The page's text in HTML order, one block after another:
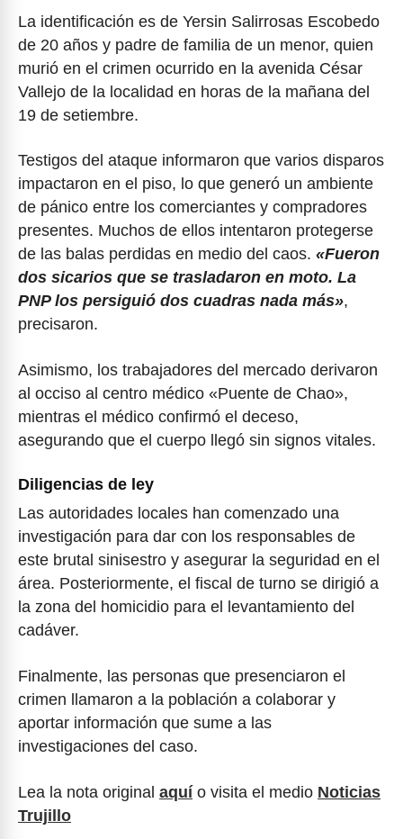
La identificación es de Yersin Salirrosas Escobedo
de 20 años y padre de familia de un menor, quien
murió en el crimen ocurrido en la avenida César
Vallejo de la localidad en horas de la mañana del
19 de setiembre.
Testigos del ataque informaron que varios disparos
impactaron en el piso, lo que generó un ambiente
de pánico entre los comerciantes y compradores
presentes. Muchos de ellos intentaron protegerse
de las balas perdidas en medio del caos. «Fueron
dos sicarios que se trasladaron en moto. La
PNP los persiguió dos cuadras nada más»,
precisaron.
Asimismo, los trabajadores del mercado derivaron
al occiso al centro médico «Puente de Chao»,
mientras el médico confirmó el deceso,
asegurando que el cuerpo llegó sin signos vitales.
Diligencias de ley
Las autoridades locales han comenzado una
investigación para dar con los responsables de
este brutal sinisestro y asegurar la seguridad en el
área. Posteriormente, el fiscal de turno se dirigió a
la zona del homicidio para el levantamiento del
cadáver.
Finalmente, las personas que presenciaron el
crimen llamaron a la población a colaborar y
aportar información que sume a las
investigaciones del caso.
Lea la nota original aquío visita el medio Noticias
Trujillo